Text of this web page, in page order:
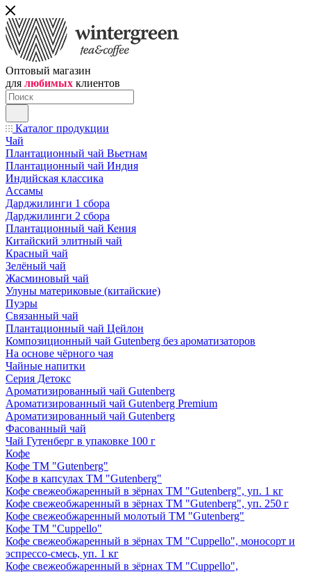
Оптовый магазин
для любимых клиентов
Каталог продукции
Чай
Плантационный чай Вьетнам
Плантационный чай Индия
Индийская классика
Ассамы
Дарджилинги 1 сбора
Дарджилинги 2 сбора
Плантационный чай Кения
Китайский элитный чай
Красный чай
Зелёный чай
Жасминовый чай
Улуны материковые (китайские)
Пуэры
Связанный чай
Плантационный чай Цейлон
Композиционный чай Gutenberg без ароматизаторов
На основе чёрного чая
Чайные напитки
Серия Детокс
Ароматизированный чай Gutenberg
Ароматизированный чай Gutenberg Premium
Ароматизированный чай Gutenberg
Фасованный чай
Чай Гутенберг в упаковке 100 г
Кофе
Кофе ТМ "Gutenberg"
Кофе в капсулах ТМ "Gutenberg"
Кофе свежеобжаренный в зёрнах ТМ "Gutenberg", уп. 1 кг
Кофе свежеобжаренный в зёрнах ТМ "Gutenberg", уп. 250 г
Кофе свежеобжаренный молотый ТМ "Gutenberg"
Кофе ТМ "Cuppello"
Кофе свежеобжаренный в зёрнах ТМ "Cuppello", моносорт и
эспрессо-смесь, уп. 1 кг
Кофе свежеобжаренный в зёрнах ТМ "Cuppello",